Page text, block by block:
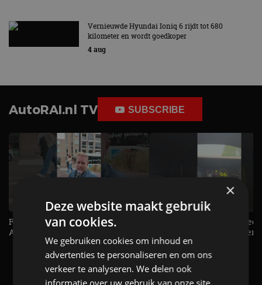
Vernieuwde Hyundai Ioniq 6 rijdt tot 680
kilometer en wordt goedkoper
4 aug
AutoRAI.nl TV SUBSCRIBE
Raad jij onze nieuwe duurtester? -
AutoRAI TV
De Renault Twingo heeft een
opvallende snelheidsmeter! -
AutoRAI TV
×
Deze website maakt gebruik
van cookies.
We gebruiken cookies om inhoud en
advertenties te personaliseren en om ons
verkeer te analyseren. We delen ook
informatie over uw gebruik van onze site